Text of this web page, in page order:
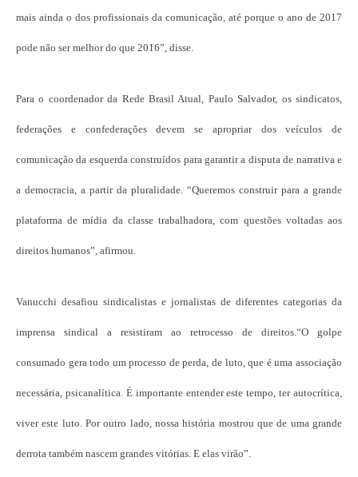
mais ainda o dos profissionais da comunicação, até porque o ano de 2017
pode não ser melhor do que 2016”, disse.
Para o coordenador da Rede Brasil Atual, Paulo Salvador, os sindicatos,
federações e confederações devem se apropriar dos veículos de
comunicação da esquerda construídos para garantir a disputa de narrativa e
a democracia, a partir da pluralidade. “Queremos construir para a grande
plataforma de mídia da classe trabalhadora, com questões voltadas aos
direitos humanos”, afirmou.
Vanucchi desafiou sindicalistas e jornalistas de diferentes categorias da
imprensa sindical a resistiram ao retrocesso de direitos.“O golpe
consumado gera todo um processo de perda, de luto, que é uma associação
necessária, psicanalítica. É importante entender este tempo, ter autocrítica,
viver este luto. Por outro lado, nossa história mostrou que de uma grande
derrota também nascem grandes vitórias. E elas virão”.